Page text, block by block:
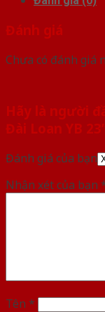
Đánh giá
Chưa có đánh giá
Hãy là người
Đài Loan YB
Đánh giá của bạn
Nhận xét của bạn
Tên *